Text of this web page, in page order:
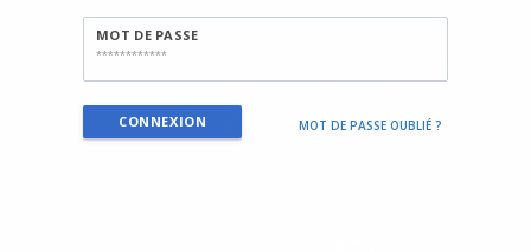
MOT DE PASSE
MOT DE PASSE OUBLIÉ ?